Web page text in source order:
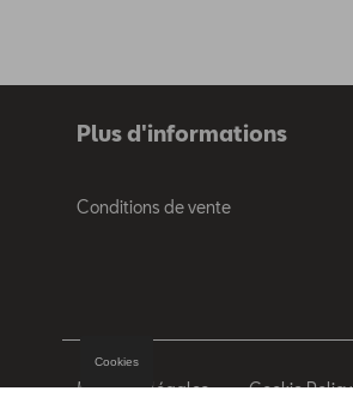
Plus d'informations
Conditions de vente
Mentions légales Cookie Policy
Cookies